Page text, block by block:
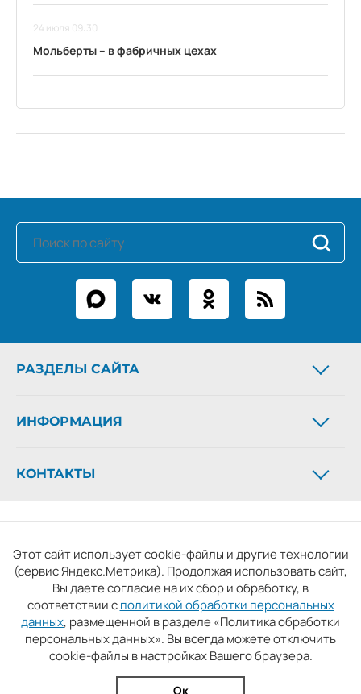
24 июля 09:30
Мольберты – в фабричных цехах
РАЗДЕЛЫ САЙТА
Статьи
Архив газеты
ИНФОРМАЦИЯ
Рекламодателям
КОНТАКТЫ
Подписка: igpodpiska@bk.ru
СМИ: «Ивановская газета - сайт». Реестровая запись 06.11.2019
Учредитель: БУ «Ивановские газеты».
Главный редактор: Кузьмичев А.Е. Копирование материалов
без ссылки на сайт запрещено
Условия использования сайта Политика обработки
персональных данных
Разработка и поддержка сайтаthisislogic.ru
Этот сайт использует cookie-файлы и другие технологии
(сервис Яндекс.Метрика). Продолжая использовать сайт,
Вы даете согласие на их сбор и обработку, в
соответствии сполитикой обработки персональных
данных, размещенной в разделе «Политика обработки
персональных данных». Вы всегда можете отключить
cookie-файлы в настройках Вашего браузера.
Ок